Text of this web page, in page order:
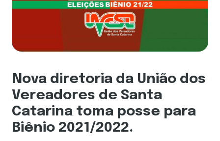
Nova diretoria da União dos
Vereadores de Santa
Catarina toma posse para
Biênio 2021/2022.